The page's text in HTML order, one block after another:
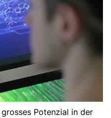
Potenzial in der